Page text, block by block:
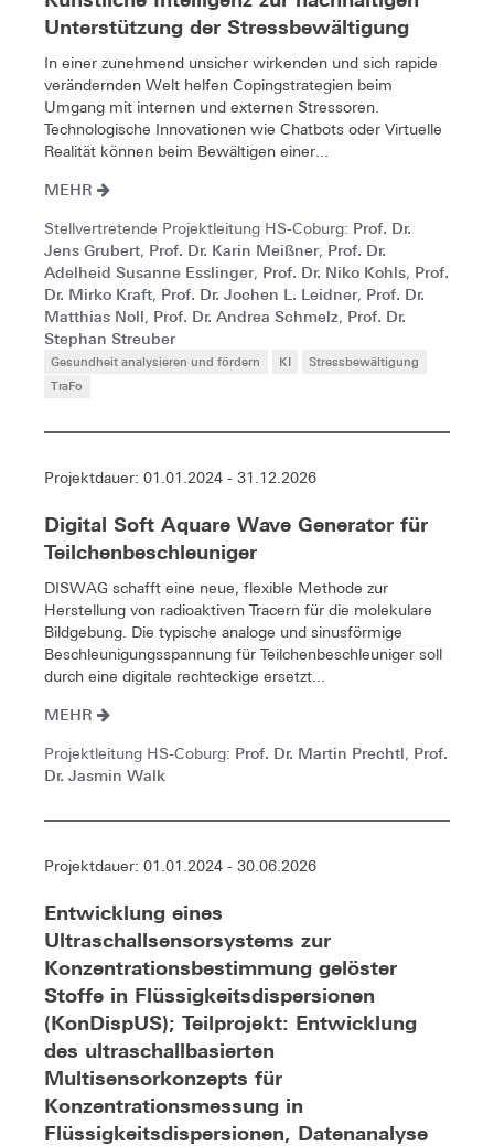
Unterstützung der Stressbewältigung
In einer zunehmend unsicher wirkenden und sich rapide
verändernden Welt helfen Copingstrategien beim
Umgang mit internen und externen Stressoren.
Technologische Innovationen wie Chatbots oder Virtuelle
Realität können beim Bewältigen einer...
MEHR
Stellvertretende Projektleitung HS-Coburg: Prof. Dr.
Jens Grubert, Prof. Dr. Karin Meißner, Prof. Dr.
Adelheid Susanne Esslinger, Prof. Dr. Niko Kohls, Prof.
Dr. Mirko Kraft, Prof. Dr. Jochen L. Leidner, Prof. Dr.
Matthias Noll, Prof. Dr. Andrea Schmelz, Prof. Dr.
Stephan Streuber
Gesundheit analysieren und fördern KI
Stressbewältigung
TraFo
Projektdauer: 01.01.2024 - 31.12.2026
Digital Soft Aquare Wave Generator für
Teilchenbeschleuniger
DISWAG schafft eine neue, flexible Methode zur
Herstellung von radioaktiven Tracern für die molekulare
Bildgebung. Die typische analoge und sinusförmige
Beschleunigungsspannung für Teilchenbeschleuniger soll
durch eine digitale rechteckige ersetzt...
MEHR
Projektleitung HS-Coburg: Prof. Dr. Martin Prechtl, Prof.
Dr. Jasmin Walk
Projektdauer: 01.01.2024 - 30.06.2026
Entwicklung eines
Ultraschallsensorsystems zur
Konzentrationsbestimmung gelöster
Stoffe in Flüssigkeitsdispersionen
(KonDispUS); Teilprojekt: Entwicklung
des ultraschallbasierten
Multisensorkonzepts für
Konzentrationsmessung in
Flüssigkeitsdispersionen, Datenanalyse